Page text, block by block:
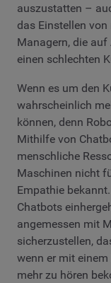
auszustatten –
das Einstellen
Managern, die auf
einen schlechten
Wenn es um den
wahrscheinlich
können, denn
Mithilfe von
menschliche
Maschinen nicht
Empathie
Chatbots
angemessen mit
sicherzustellen,
wenn er mit
mehr zu hören